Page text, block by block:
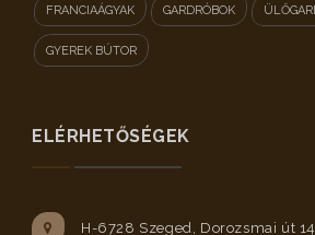
FRANCIAÁGYAK GARDRÓBOK
GYEREK BÚTOR
ELÉRHETŐSÉGEK
H-6728 Szeged, Dorozsmai út